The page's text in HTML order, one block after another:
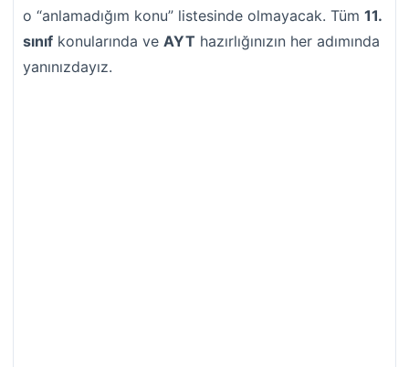
o “anlamadığım konu” listesinde olmayacak. Tüm 11.
sınıf konularında ve AYT hazırlığınızın her adımında
yanınızdayız.